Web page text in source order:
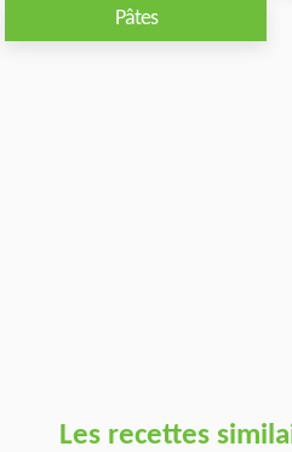
Pâtes
Les recettes